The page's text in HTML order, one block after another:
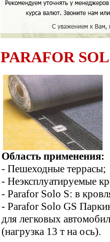
PARAFOR
Область применения:
- Пешеходные террасы;
- Неэксплуатируемые
- Parafor Solo S: в
- Parafor Solo GS
для легковых
(нагрузка 13 т на ось).